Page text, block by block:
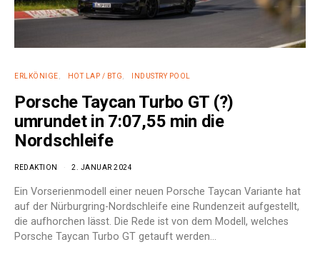
ERLKÖNIGE HOT LAP / BTG INDUSTRY POOL
Porsche Taycan Turbo GT (?)
umrundet in 7:07,55 min die
Nordschleife
REDAKTION 2. JANUAR 2024
Ein Vorserienmodell einer neuen Porsche Taycan Variante hat
auf der Nürburgring-Nordschleife eine Rundenzeit aufgestellt,
die aufhorchen lässt. Die Rede ist von dem Modell, welches
Porsche Taycan Turbo GT getauft werden…